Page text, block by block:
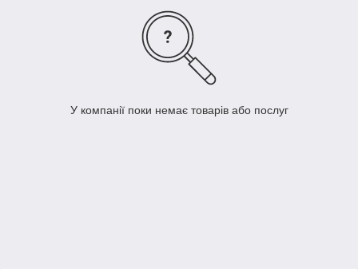
У компанії поки немає товарів або послуг